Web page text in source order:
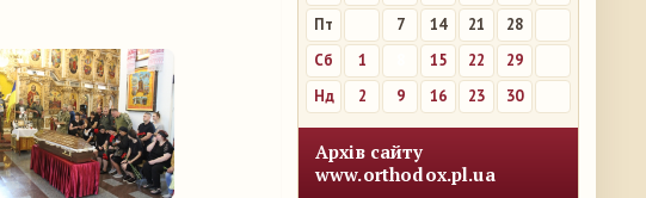
Пт
7 14 21
28
Сб
1 15 22
29
Нд
2 9 16 23 30
Архів сайту
www.orthodox.pl.ua